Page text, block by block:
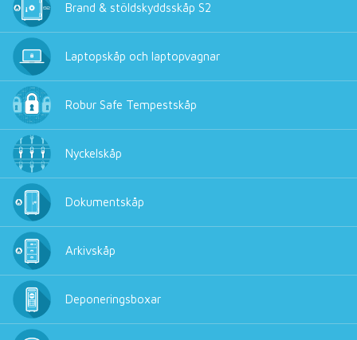
Brand & stöldskyddsskåp S2
Laptopskåp och laptopvagnar
Robur Safe Tempestskåp
Nyckelskåp
Dokumentskåp
Arkivskåp
Deponeringsboxar